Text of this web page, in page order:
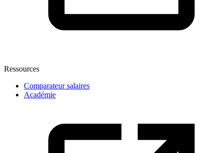
Ressources
Comparateur salaires
Académie